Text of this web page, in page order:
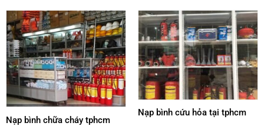
Nạp bình chữa cháy tphcm
Nạp bình cứu hỏa tại tphcm